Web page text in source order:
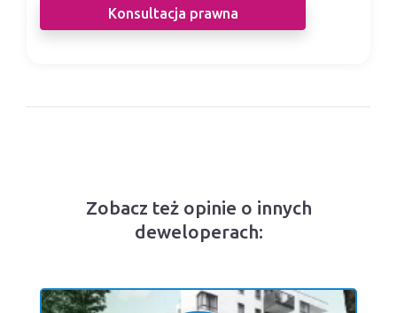
Konsultacja prawna
Zobacz też opinie o innych
deweloperach: